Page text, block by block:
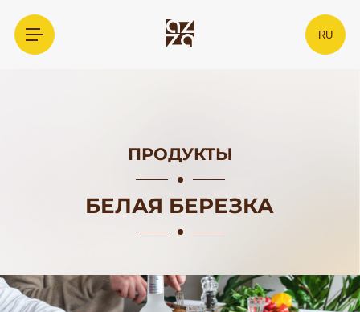
RU
ПРОДУКТЫ
БЕЛАЯ БЕРЕЗКА